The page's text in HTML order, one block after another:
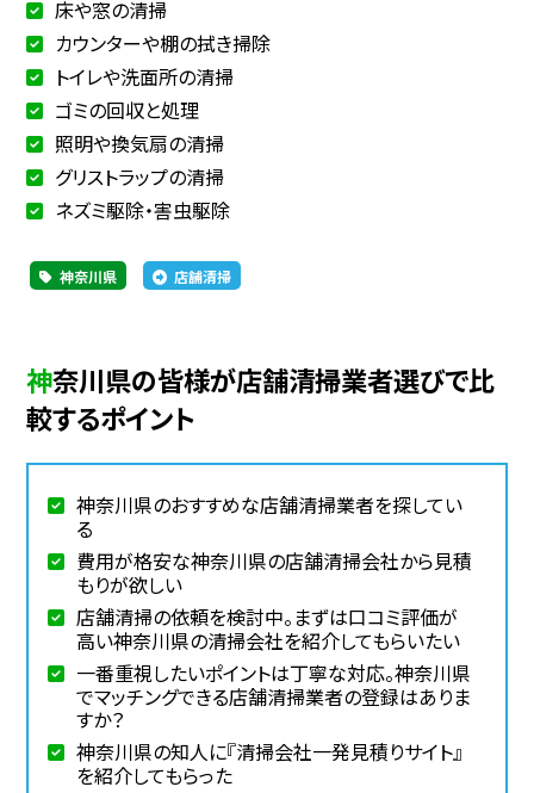
床や窓の清掃
カウンターや棚の拭き掃除
トイレや洗面所の清掃
ゴミの回収と処理
照明や換気扇の清掃
グリストラップの清掃
ネズミ駆除・害虫駆除
神奈川県 店舗清掃
神奈川県の皆様が店舗清掃業者選びで比
較するポイント
神奈川県のおすすめな店舗清掃業者を探してい
る
費用が格安な神奈川県の店舗清掃会社から見積
もりが欲しい
店舗清掃の依頼を検討中。まずは口コミ評価が
高い神奈川県の清掃会社を紹介してもらいたい
一番重視したいポイントは丁寧な対応。神奈川県
でマッチングできる店舗清掃業者の登録はありま
すか？
神奈川県の知人に『清掃会社一発見積りサイト』
を紹介してもらった